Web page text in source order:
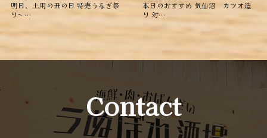
明日、土用の丑の日 特売うなぎ祭
り〜️️️ …
本日のおすすめ ︎気仙沼 カツオ造
り ︎対…
Contact